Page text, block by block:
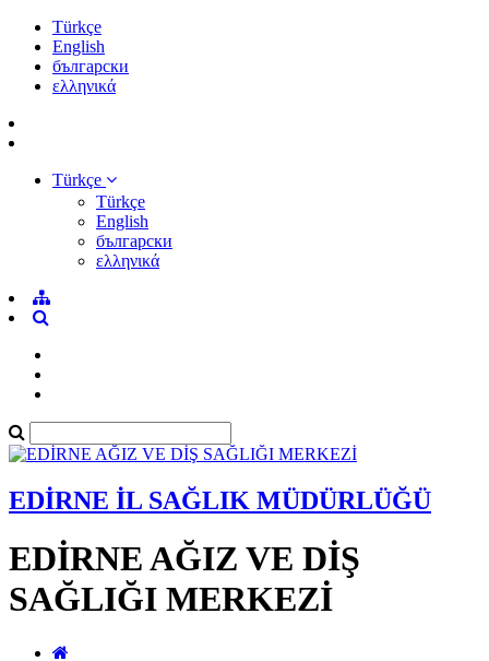
Türkçe
English
български
ελληνικά
Türkçe
Türkçe
English
български
ελληνικά
EDİRNE İL SAĞLIK MÜDÜRLÜĞÜ
EDİRNE AĞIZ VE DİŞ
SAĞLIĞI MERKEZİ